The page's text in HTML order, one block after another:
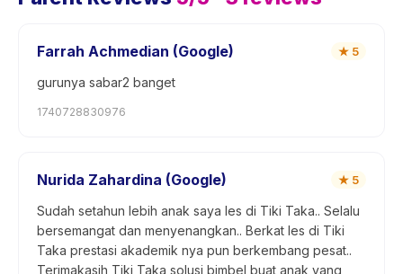
Farrah Achmedian (Google) ★ 5
gurunya sabar2 banget
1740728830976
Nurida Zahardina (Google) ★ 5
Sudah setahun lebih anak saya les di Tiki Taka.. Selalu
bersemangat dan menyenangkan.. Berkat les di Tiki
Taka prestasi akademik nya pun berkembang pesat..
Terimakasih Tiki Taka solusi bimbel buat anak yang